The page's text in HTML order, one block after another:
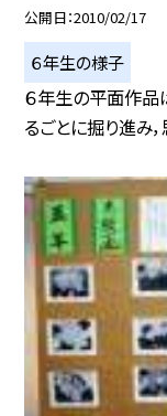
公開日 2010/02/17
６年生の様子
６年生の平面作品
るごとに掘り進み